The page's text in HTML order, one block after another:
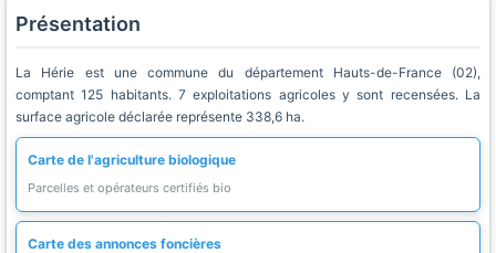
Présentation
La Hérie est une commune du département Hauts-de-France (02),
comptant 125 habitants. 7 exploitations agricoles y sont recensées. La
surface agricole déclarée représente 338,6 ha.
Carte de l'agriculture biologique
Parcelles et opérateurs certifiés bio
Carte des annonces foncières